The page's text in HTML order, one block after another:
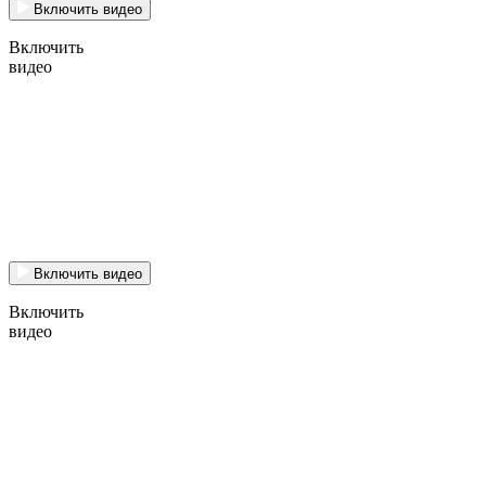
Включить видео
Включить
видео
Включить видео
Включить
видео